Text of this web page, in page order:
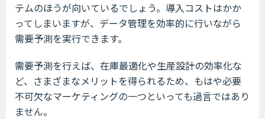
テムのほうが向いているでしょう。導入コストはかか
ってしまいますが、データ管理を効率的に行いながら
需要予測を実行できます。
需要予測を行えば、在庫最適化や生産設計の効率化な
ど、さまざまなメリットを得られるため、もはや必要
不可欠なマーケティングの一つといっても過言ではあり
ません。